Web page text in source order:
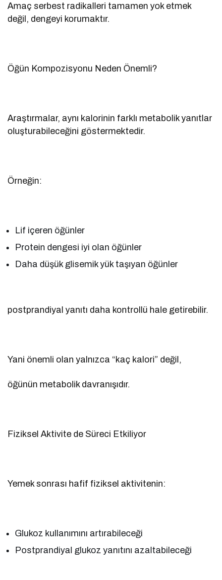
Amaç serbest radikalleri tamamen yok etmek
değil, dengeyi korumaktır.
Öğün Kompozisyonu Neden Önemli?
Araştırmalar, aynı kalorinin farklı metabolik yanıtlar
oluşturabileceğini göstermektedir.
Örneğin:
Lif içeren öğünler
Protein dengesi iyi olan öğünler
Daha düşük glisemik yük taşıyan öğünler
postprandiyal yanıtı daha kontrollü hale getirebilir.
Yani önemli olan yalnızca “kaç kalori” değil,
öğünün metabolik davranışıdır.
Fiziksel Aktivite de Süreci Etkiliyor
Yemek sonrası hafif fiziksel aktivitenin:
Glukoz kullanımını artırabileceği
Postprandiyal glukoz yanıtını azaltabileceği